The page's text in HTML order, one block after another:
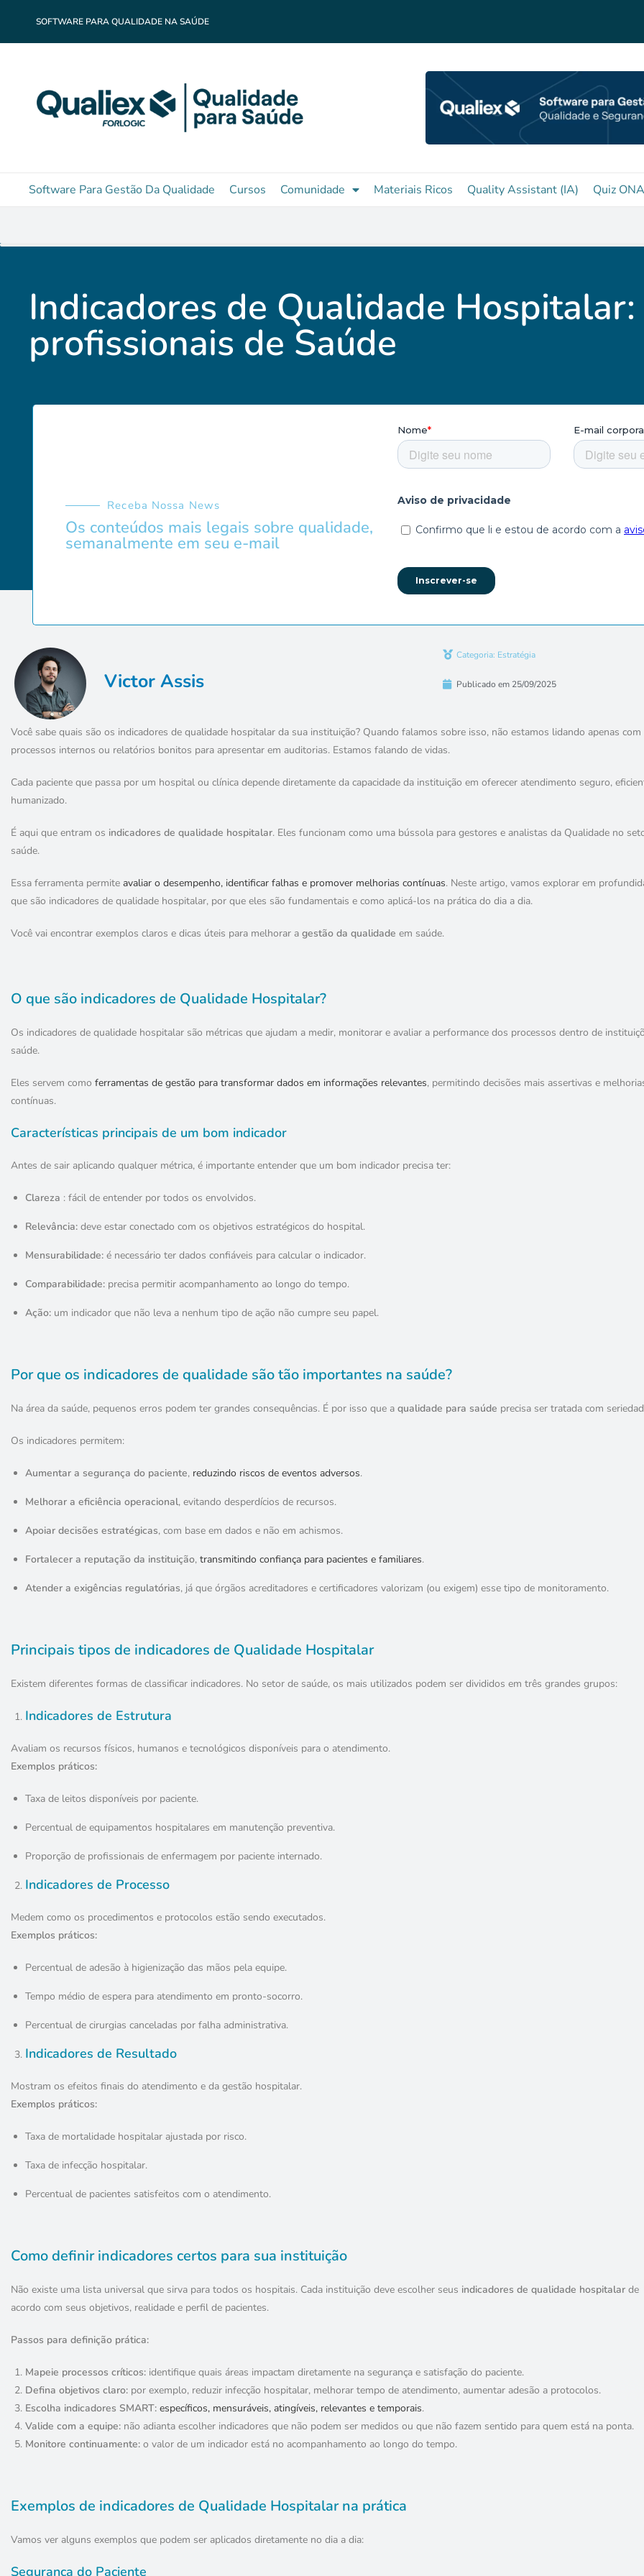
SOFTWARE PARA QUALIDADE NA SAÚDE
Software Para Gestão Da Qualidade Cursos Comunidade Materiais Ricos Quality Assistant (IA) Quiz ONA
Indicadores de Qualidade
profissionais de Saúde
Receba Nossa News
Os conteúdos mais legais sobre qualidade,
semanalmente em seu e-mail
Victor Assis
Categoria: Estratégia
Publicado em 25/09/2025
Você sabe quais são os indicadores de qualidade hospitalar da sua instituição? Quando falamos sobre isso, não estamos lidando apenas com
processos internos ou relatórios bonitos para apresentar em auditorias. Estamos falando de vidas.
Cada paciente que passa por um hospital ou clínica depende diretamente da capacidade da instituição em oferecer atendimento seguro,
humanizado.
É aqui que entram os indicadores de qualidade hospitalar. Eles funcionam como uma bússola para gestores e analistas da Qualidade no
saúde.
Essa ferramenta permite avaliar o desempenho, identificar falhas e promover melhorias contínuas. Neste artigo, vamos explorar em
que são indicadores de qualidade hospitalar, por que eles são fundamentais e como aplicá-los na prática do dia a dia.
Você vai encontrar exemplos claros e dicas úteis para melhorar a gestão da qualidade em saúde.
O que são indicadores de Qualidade Hospitalar?
Os indicadores de qualidade hospitalar são métricas que ajudam a medir, monitorar e avaliar a performance dos processos dentro de
saúde.
Eles servem como ferramentas de gestão para transformar dados em informações relevantes, permitindo decisões mais assertivas e
contínuas.
Características principais de um bom indicador
Antes de sair aplicando qualquer métrica, é importante entender que um bom indicador precisa ter:
Clareza : fácil de entender por todos os envolvidos.
Relevância: deve estar conectado com os objetivos estratégicos do hospital.
Mensurabilidade: é necessário ter dados confiáveis para calcular o indicador.
Comparabilidade: precisa permitir acompanhamento ao longo do tempo.
Ação: um indicador que não leva a nenhum tipo de ação não cumpre seu papel.
Por que os indicadores de qualidade são tão importantes na saúde?
Na área da saúde, pequenos erros podem ter grandes consequências. É por isso que a qualidade para saúde precisa ser tratada com
Os indicadores permitem:
Aumentar a segurança do paciente, reduzindo riscos de eventos adversos.
Melhorar a eficiência operacional, evitando desperdícios de recursos.
Apoiar decisões estratégicas, com base em dados e não em achismos.
Fortalecer a reputação da instituição, transmitindo confiança para pacientes e familiares.
Atender a exigências regulatórias, já que órgãos acreditadores e certificadores valorizam (ou exigem) esse tipo de monitoramento.
Principais tipos de indicadores de Qualidade Hospitalar
Existem diferentes formas de classificar indicadores. No setor de saúde, os mais utilizados podem ser divididos em três grandes grupos:
Indicadores de Estrutura
Avaliam os recursos físicos, humanos e tecnológicos disponíveis para o atendimento.
Exemplos práticos:
Taxa de leitos disponíveis por paciente.
Percentual de equipamentos hospitalares em manutenção preventiva.
Proporção de profissionais de enfermagem por paciente internado.
Indicadores de Processo
Medem como os procedimentos e protocolos estão sendo executados.
Exemplos práticos:
Percentual de adesão à higienização das mãos pela equipe.
Tempo médio de espera para atendimento em pronto-socorro.
Percentual de cirurgias canceladas por falha administrativa.
Indicadores de Resultado
Mostram os efeitos finais do atendimento e da gestão hospitalar.
Exemplos práticos:
Taxa de mortalidade hospitalar ajustada por risco.
Taxa de infecção hospitalar.
Percentual de pacientes satisfeitos com o atendimento.
Como definir indicadores certos para sua instituição
Não existe uma lista universal que sirva para todos os hospitais. Cada instituição deve escolher seus indicadores de qualidade hospitalar de
acordo com seus objetivos, realidade e perfil de pacientes.
Passos para definição prática:
Mapeie processos críticos: identifique quais áreas impactam diretamente na segurança e satisfação do paciente.
Defina objetivos claro: por exemplo, reduzir infecção hospitalar, melhorar tempo de atendimento, aumentar adesão a protocolos.
Escolha indicadores SMART: específicos, mensuráveis, atingíveis, relevantes e temporais.
Valide com a equipe: não adianta escolher indicadores que não podem ser medidos ou que não fazem sentido para quem está na ponta.
Monitore continuamente: o valor de um indicador está no acompanhamento ao longo do tempo.
Exemplos de indicadores de Qualidade Hospitalar na prática
Vamos ver alguns exemplos que podem ser aplicados diretamente no dia a dia:
Segurança do Paciente